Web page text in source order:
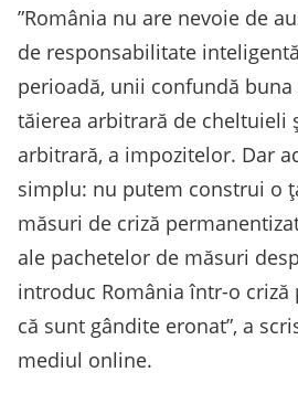
”România nu are nevoie de
de responsabilitate
perioadă, unii confundă buna
tăierea arbitrară de cheltuieli
arbitrară, a impozitelor. Dar
simplu: nu putem construi o
măsuri de criză
ale pachetelor de măsuri
introduc România într-o
că sunt gândite eronat”, a
mediul online.